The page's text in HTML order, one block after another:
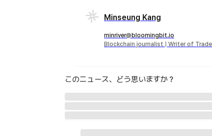
Minseung Kang
minriver@bloomingbit.io
Blockchain journalist | Writer of
このニュース、どう思いますか？